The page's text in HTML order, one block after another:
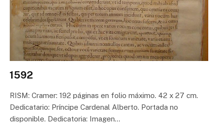
1592
RISM: Cramer: 192 páginas en folio máximo. 42 x 27 cm.
Dedicatario: Príncipe Cardenal Alberto. Portada no
disponible. Dedicatoria: Imagen…